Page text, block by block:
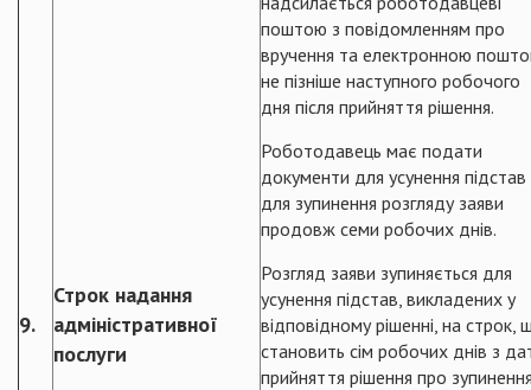
9.
Строк надання
адміністративної
послуги
поштою з повідомленням про
вручення та електронною
не пізніше наступного робочого
дня після прийняття рішення.
Роботодавець має подати
документи для усунення підстав
для зупинення розгляду заяви
продовж семи робочих днів.
Розгляд заяви зупиняється для
усунення підстав, викладених у
відповідному рішенні, на строк,
становить сім робочих днів з
прийняття рішення про